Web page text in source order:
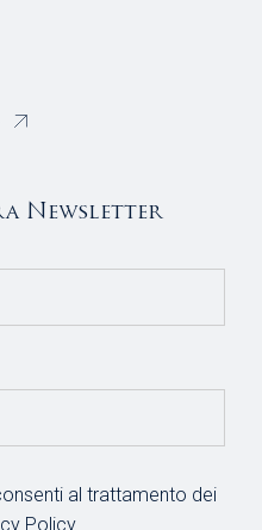
Newsletter
al trattamento dei
Policy